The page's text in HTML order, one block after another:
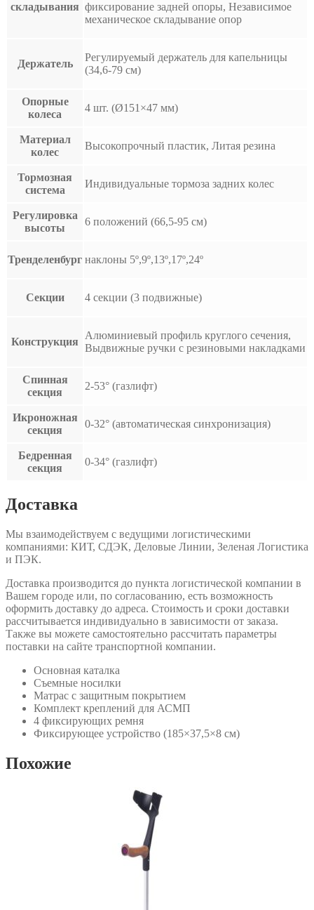
складывания фиксирование задней опоры, Независимое
механическое складывание опор
Держатель
Регулируемый держатель для капельницы
(34,6-79 см)
Опорные
колеса
4 шт. (Ø151×47 мм)
Материал
колес
Высокопрочный пластик, Литая резина
Тормозная
система
Индивидуальные тормоза задних колес
Регулировка
высоты
6 положений (66,5-95 см)
Тренделенбург наклоны 5º,9º,13º,17º,24º
Секции 4 секции (3 подвижные)
Конструкция
Алюминиевый профиль круглого сечения,
Выдвижные ручки с резиновыми накладками
Спинная
секция
2-53° (газлифт)
Икроножная
секция
0-32° (автоматическая синхронизация)
Бедренная
секция
0-34° (газлифт)
Доставка
Мы взаимодействуем с ведущими логистическими
компаниями: КИТ, СДЭК, Деловые Линии, Зеленая Логистика
и ПЭК.
Доставка производится до пункта логистической компании в
Вашем городе или, по согласованию, есть возможность
оформить доставку до адреса. Стоимость и сроки доставки
рассчитывается индивидуально в зависимости от заказа.
Также вы можете самостоятельно рассчитать параметры
поставки на сайте транспортной компании.
Основная каталка
Съемные носилки
Матрас с защитным покрытием
Комплект креплений для АСМП
4 фиксирующих ремня
Фиксирующее устройство (185×37,5×8 см)
Похожие